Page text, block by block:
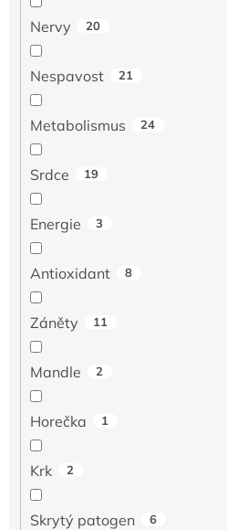
Nervy 20
Nespavost 21
Metabolismus 24
Srdce 19
Energie 3
Antioxidant 8
Záněty 11
Mandle 2
Horečka 1
Krk 2
Skrytý patogen 6